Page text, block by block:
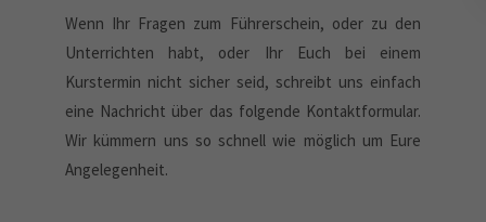
Wenn Ihr Fragen zum Führerschein, oder zu den
Unterrichten habt, oder Ihr Euch bei einem
Kurstermin nicht sicher seid, schreibt uns einfach
eine Nachricht über das folgende Kontaktformular.
Wir kümmern uns so schnell wie möglich um Eure
Angelegenheit.